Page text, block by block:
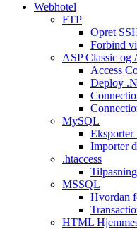
Webhotel
FTP
Opret
Forbind
ASP Classic og
Access
Deploy
MySQL
Eksporter
Importer
.htaccess
MSSQL
Hvordan
HTML